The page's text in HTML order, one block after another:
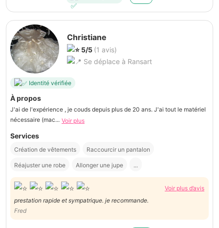
Christiane
5/5 (1 avis)
Se déplace à Ransart
Identité vérifiée
À propos
J'ai de l'expérience , je couds depuis plus de 20 ans. J'ai tout le matériel
nécessaire (mac... Voir plus
Services
Création de vêtements Raccourcir un pantalon
Réajuster une robe Allonger une jupe ...
Voir plus d’avis
prestation rapide et sympatrique. je recommande.
Fred